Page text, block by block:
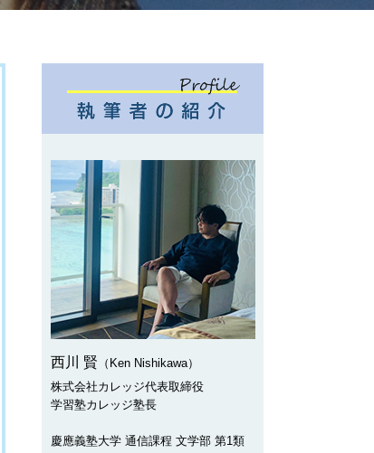
西川 賢 （Ken Nishikawa）
株式会社カレッジ代表取締役
学習塾カレッジ塾長
慶應義塾大学 通信課程 文学部 第1類